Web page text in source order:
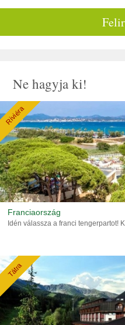
Ne hagyja ki!
Riviéra
Franciaország
Idén válassza a franci tengerpartot!
Tátra